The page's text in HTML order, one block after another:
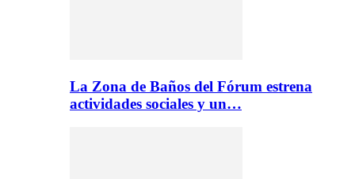
La Zona de Baños del Fórum estrena
actividades sociales y un…